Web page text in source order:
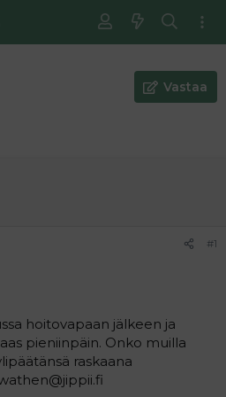
Vastaa
#1
hoitovapaan jälkeen ja
pieniinpäin. Onko muilla
raskaana